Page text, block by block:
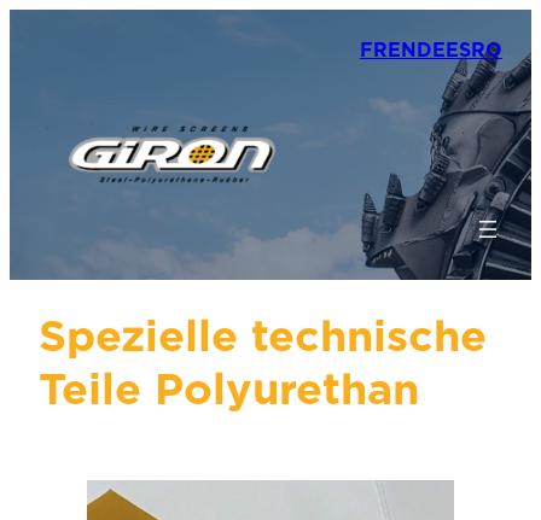
FRENDEESRO
Spezielle technische
Teile Polyurethan